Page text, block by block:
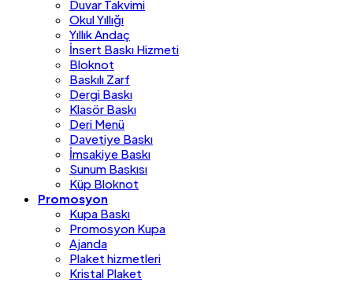
Duvar Takvimi
Okul Yıllığı
Yıllık Andaç
İnsert Baskı Hizmeti
Bloknot
Baskılı Zarf
Dergi Baskı
Klasör Baskı
Deri Menü
Davetiye Baskı
İmsakiye Baskı
Sunum Baskısı
Küp Bloknot
Promosyon
Kupa Baskı
Promosyon Kupa
Ajanda
Plaket hizmetleri
Kristal Plaket